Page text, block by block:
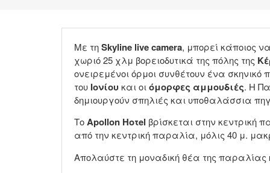
Με τηSkyline live camera, μπορεί κάποιος
χωριό 25 χλμ βορειοδυτικά της πόλης της
ονειρεμένοι όρμοι συνθέτουν ένα σκηνικό
του Ιονίουκαι οι όμορφες αμμουδιές. Η
δημιουργούν σπηλιές και υποθαλάσσια
ΤοApollon Ηοτel βρίσκεται στην κεντρική
από την κεντρική παραλία, μόλις 40 μ.
Απολαύστε τη μοναδική θέα της